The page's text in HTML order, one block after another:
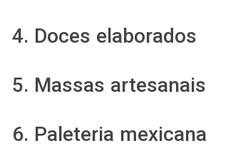
4. Doces elaborados
5. Massas artesanais
6. Paleteria mexicana